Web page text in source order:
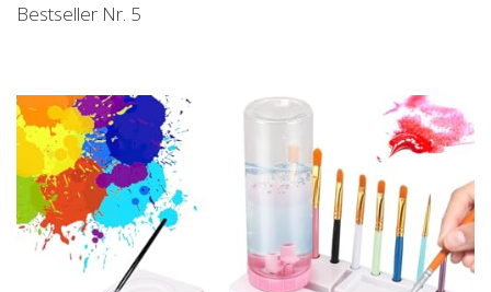
Bestseller Nr. 5